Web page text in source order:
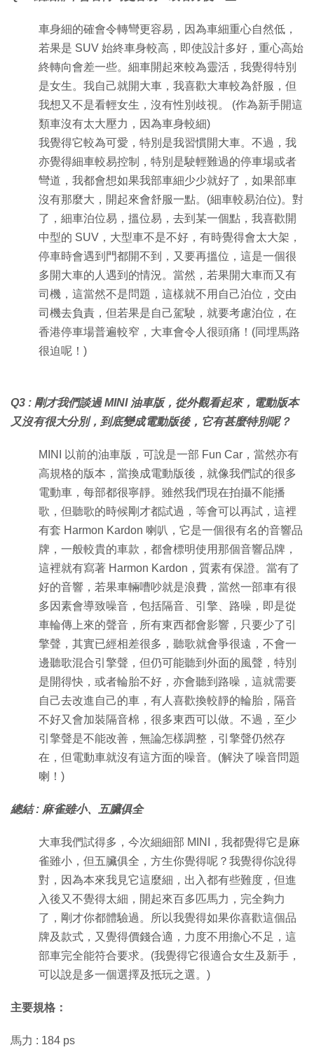
車身細的確會令轉彎更容易，因為車細重心自然低，
若果是 SUV 始終車身較高，即使設計多好，重心高始
終轉向會差一些。細車開起來較為靈活，我覺得特別
是女生。我自己就開大車，我喜歡大車較為舒服，但
我想又不是看輕女生，沒有性別歧視。 (作為新手開這
類車沒有太大壓力，因為車身較細)
我覺得它較為可愛，特別是我習慣開大車。不過，我
亦覺得細車較易控制，特別是駛輕難過的停車場或者
彎道，我都會想如果我部車細少少就好了，如果部車
沒有那麼大，開起來會舒服一點。(細車較易泊位)。對
了，細車泊位易，搵位易，去到某一個點，我喜歡開
中型的 SUV，大型車不是不好，有時覺得會太大架，
停車時會遇到門都開不到，又要再搵位，這是一個很
多開大車的人遇到的情況。當然，若果開大車而又有
司機，這當然不是問題，這樣就不用自己泊位，交由
司機去負責，但若果是自己駕駛，就要考慮泊位，在
香港停車場普遍較窄，大車會令人很頭痛！(同埋馬路
很迫呢！)
Q3 : 剛才我們談過 MINI 油車版，從外觀看起來，電動版本
又沒有很大分別，到底變成電動版後，它有甚麼特別呢？
MINI 以前的油車版，可說是一部 Fun Car，當然亦有
高規格的版本，當換成電動版後，就像我們試的很多
電動車，每部都很寧靜。雖然我們現在拍攝不能播
歌，但聽歌的時候剛才都試過，等會可以再試，這裡
有套 Harmon Kardon 喇叭，它是一個很有名的音響品
牌，一般較貴的車款，都會標明使用那個音響品牌，
這裡就有寫著 Harmon Kardon，質素有保證。當有了
好的音響，若果車輛嘈吵就是浪費，當然一部車有很
多因素會導致噪音，包括隔音、引擎、路噪，即是從
車輪傳上來的聲音，所有東西都會影響，只要少了引
擎聲，其實已經相差很多，聽歌就會爭很遠，不會一
邊聽歌混合引擎聲，但仍可能聽到外面的風聲，特別
是開得快，或者輪胎不好，亦會聽到路噪，這就需要
自己去改進自己的車，有人喜歡換較靜的輪胎，隔音
不好又會加裝隔音棉，很多東西可以做。不過，至少
引擎聲是不能改善，無論怎樣調整，引擎聲仍然存
在，但電動車就沒有這方面的噪音。(解決了噪音問題
喇！)
總結 : 麻雀雖小、五臟俱全
大車我們試得多，今次細細部 MINI，我都覺得它是麻
雀雖小，但五臟俱全，方生你覺得呢？我覺得你說得
對，因為本來我見它這麼細，出入都有些難度，但進
入後又不覺得太細，開起來百多匹馬力，完全夠力
了，剛才你都體驗過。所以我覺得如果你喜歡這個品
牌及款式，又覺得價錢合適，力度不用擔心不足，這
部車完全能符合要求。(我覺得它很適合女生及新手，
可以說是多一個選擇及抵玩之選。)
主要規格：
馬力 : 184 ps